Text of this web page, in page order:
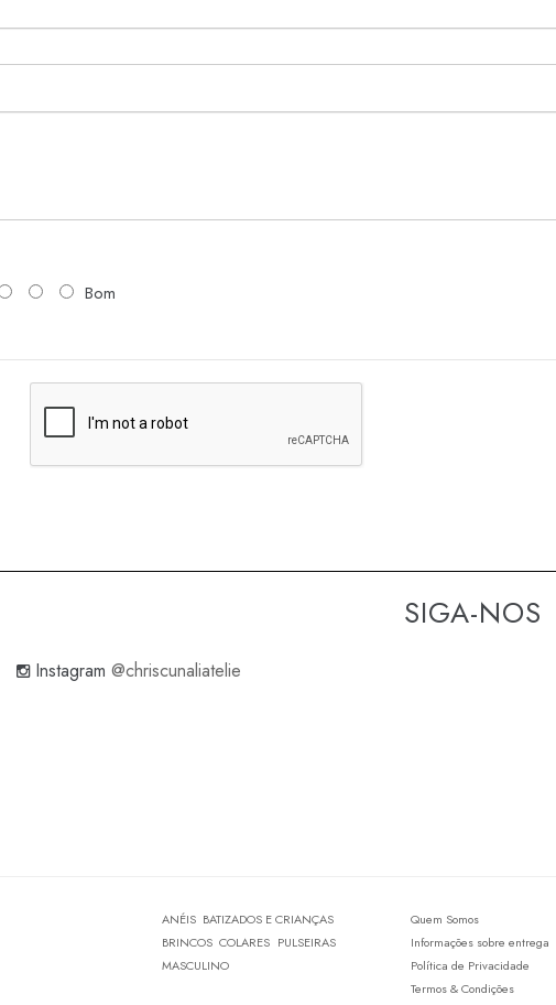
Bom
SIGA-NOS
Instagram @chriscunaliatelie
ANÉIS BATIZADOS E CRIANÇAS
BRINCOS COLARES PULSEIRAS
MASCULINO
Quem Somos
Informações sobre entrega
Política de Privacidade
Termos & Condições